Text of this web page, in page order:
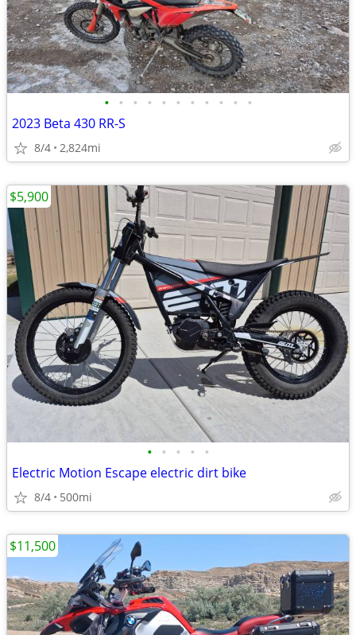
• • • • • • • • • • •
2023 Beta 430 RR-S
8/4 2,824mi
• • • • •
Electric Motion Escape electric dirt bike
8/4 500mi
$5,900
$11,500